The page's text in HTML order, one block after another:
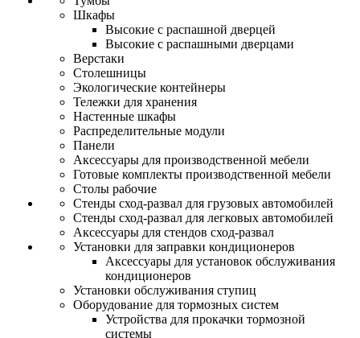
Шкафы
Высокие с распашной дверцей
Высокие с распашными дверцами
Верстаки
Столешницы
Экологические контейнеры
Тележки для хранения
Настенные шкафы
Распределительные модули
Панели
Аксессуары для производственной мебели
Готовые комплекты производственной мебели
Столы рабочие
Стенды сход-развал для грузовых автомобилей
Стенды сход-развал для легковых автомобилей
Аксессуары для стендов сход-развал
Установки для заправки кондиционеров
Аксессуары для установок обслуживания
кондиционеров
Установки обслуживания ступиц
Оборудование для тормозных систем
Устройства для прокачки тормозной
системы